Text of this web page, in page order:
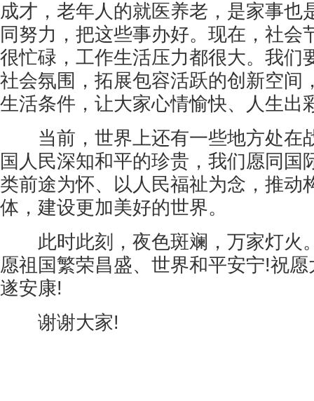
成才，老年人的就医养老，是家事也
同努力，把这些事办好。现在，社会
很忙碌，工作生活压力都很大。我们
社会氛围，拓展包容活跃的创新空间
生活条件，让大家心情愉快、人生出
当前，世界上还有一些地方处在
国人民深知和平的珍贵，我们愿同国
类前途为怀、以人民福祉为念，推动
体，建设更加美好的世界。
此时此刻，夜色斑斓，万家灯火
愿祖国繁荣昌盛、世界和平安宁!祝
遂安康!
谢谢大家!